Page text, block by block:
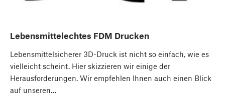
Lebensmittelechtes FDM Drucken
Lebensmittelsicherer 3D-Druck ist nicht so einfach, wie es
vielleicht scheint. Hier skizzieren wir einige der
Herausforderungen. Wir empfehlen Ihnen auch einen Blick
auf unseren…